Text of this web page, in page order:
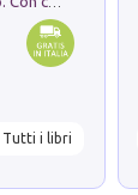
Tutti i libri